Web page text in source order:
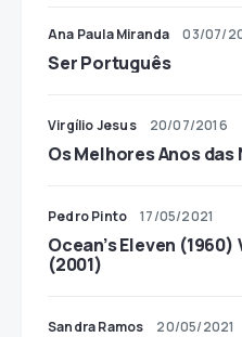
Ana Paula Miranda 03/07/
Ser Português
Virgílio Jesus 20/07/2016
Os Melhores Anos das
Pedro Pinto 17/05/2021
Ocean’s Eleven (1960)
(2001)
Sandra Ramos 20/05/2021